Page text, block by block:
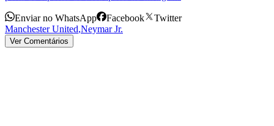
Enviar no WhatsApp Facebook
Twitter
Manchester United,Neymar Jr.
Ver Comentários